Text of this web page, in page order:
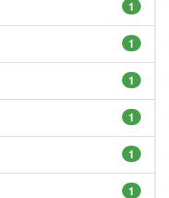
1
1
1
1
1
1